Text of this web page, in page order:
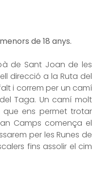
de 18 anys.
de Sant Joan de les
direcció a la Ruta del
i correm per un camí
Taga. Un camí molt
ens permet trotar
Camps comença el
per les Runes de
fins assolir el cim